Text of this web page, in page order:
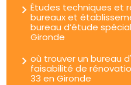
Études techniques et
bureaux et
bureau d’étude
Gironde
où trouver un bureau
faisabilité de
33 en Gironde